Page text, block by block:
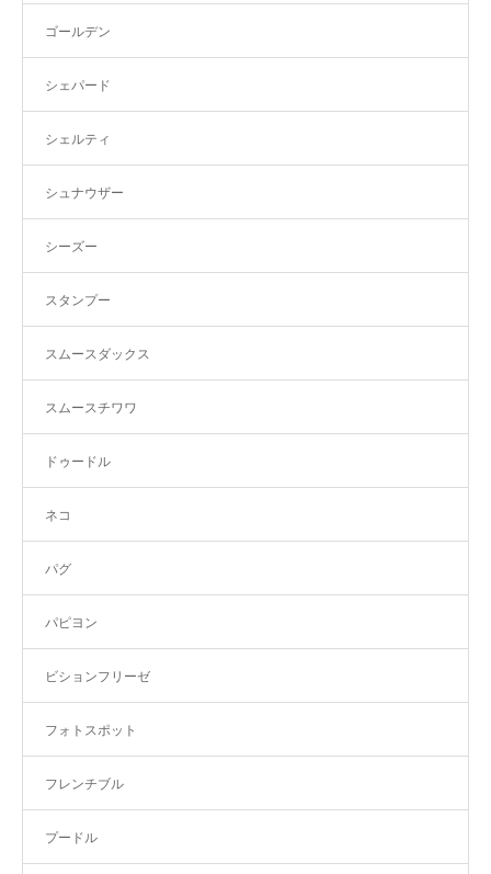
ゴールデン
シェパード
シェルティ
シュナウザー
シーズー
スタンプー
スムースダックス
スムースチワワ
ドゥードル
ネコ
パグ
パピヨン
ビションフリーゼ
フォトスポット
フレンチブル
プードル